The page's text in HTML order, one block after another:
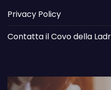
Privacy Policy
Contatta il Covo della